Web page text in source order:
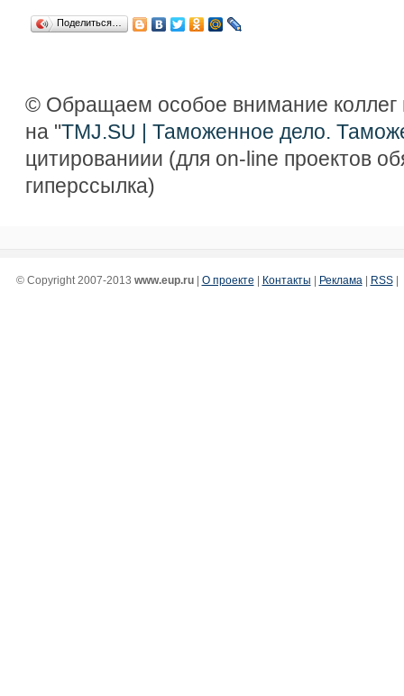
Поделиться…
© Обращаем особое внимание коллег
на "TMJ.SU | Таможенное дело.
цитированиии (для on-line проектов
гиперссылка)
© Copyright 2007-2013 www.eup.ru| О проекте | Контакты | Реклама | RSS|